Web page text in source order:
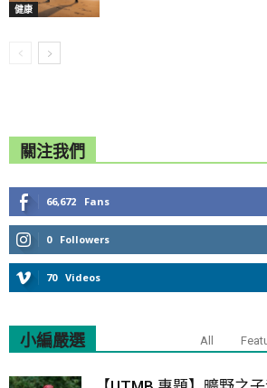
健康
關注我們
66,672 Fans
0 Followers
70 Videos
小編嚴選 All